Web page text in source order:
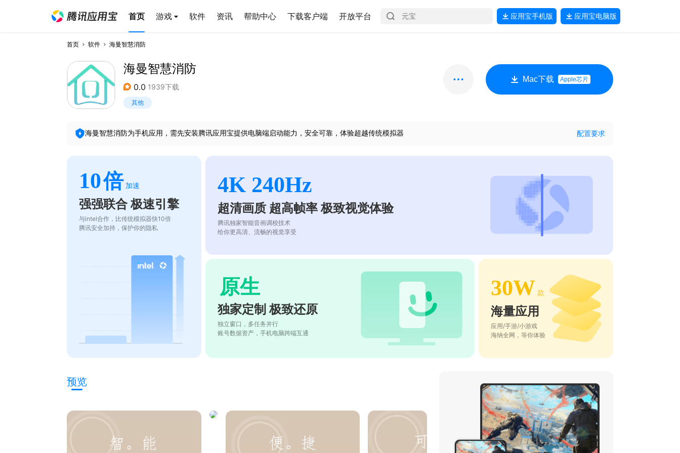
首页 游戏 软件 资讯 帮助中心 下载客户端 开放平台 应用宝手机版 应用宝电脑版
首页 软件 海曼智慧消防
海曼智慧消防
0.0 1939下载
其他
Mac下载 Apple芯片
海曼智慧消防为手机应用，需先安装腾讯应用宝提供电脑端启动能力，安全可靠，体验超越传统模拟器 配置要求
10倍 加速
强强联合 极速引擎
与intel合作，比传统模拟器快10倍
腾讯安全加持，保护你的隐私
4K 240Hz
超清画质 超高帧率 极致视觉体验
腾讯独家智能音画调校技术
给你更高清、流畅的视觉享受
原生
独家定制 极致还原
独立窗口，多任务并行
账号数据资产，手机电脑跨端互通
30W 款
海量应用
应用/手游/小游戏
海纳全网，等你体验
预览